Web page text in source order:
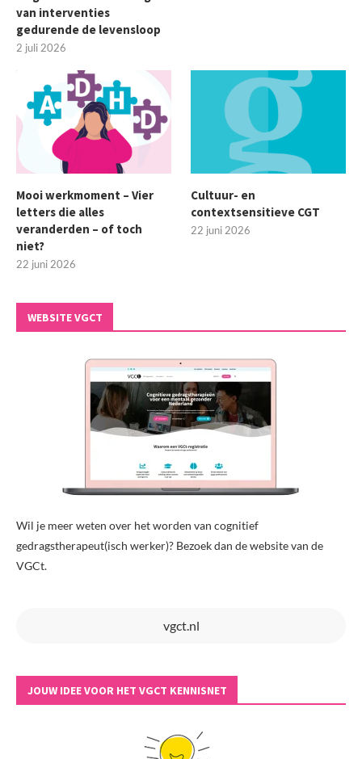
van interventies
gedurende de levensloop
2 juli 2026
Mooi werkmoment – Vier
letters die alles
veranderden – of toch
niet?
22 juni 2026
Cultuur- en
contextsensitieve CGT
22 juni 2026
WEBSITE VGCT
Wil je meer weten over het worden van cognitief
gedragstherapeut(isch werker)? Bezoek dan de website van de
VGCt.
vgct.nl
JOUW IDEE VOOR HET VGCT KENNISNET